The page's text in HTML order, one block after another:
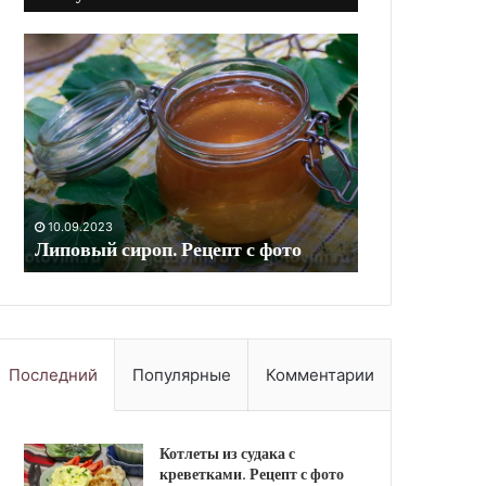
Сок
из
вишни
на
зиму.
Рецепт
с
фото10.09.2023
Сок из вишни на зиму. Рецепт с
фото
Последний Популярные Комментарии
Котлеты из судака с
креветками. Рецепт с фото